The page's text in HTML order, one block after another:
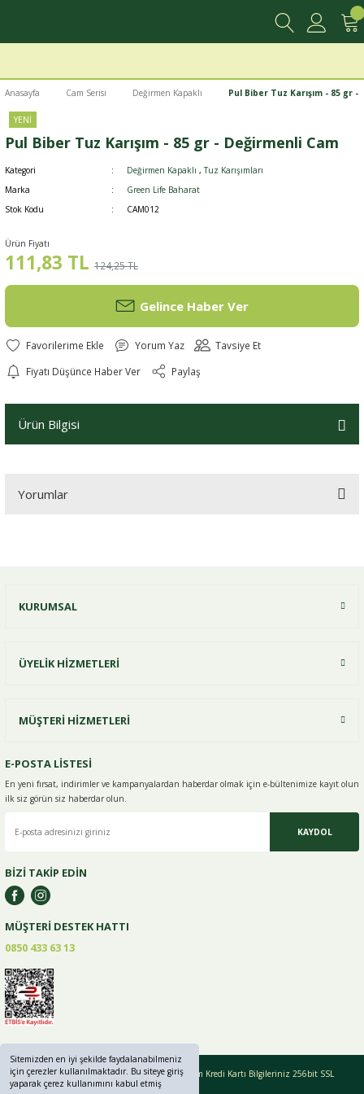
Sitemizden en iyi şekilde faydalanabilmeniz
için çerezler kullanılmaktadır. Bu siteye giriş
yaparak çerez kullanımını kabul etmiş
Anasayfa Cam Serisi Değirmen Kapaklı Pul Biber Tuz Karışım - 85 gr
YENİ
Pul Biber Tuz Karışım - 85 gr - Değirmenli Cam
Kategori Değirmen Kapaklı ,Tuz Karışımları
Marka
Green Life Baharat
Stok Kodu
CAM012
Ürün Fiyatı
111,83 TL 124,25 TL
Gelince Haber Ver
Yorum Yaz
Tavsiye Et
Fiyatı Düşünce Haber Ver
Paylaş
Ürün Bilgisi
Yorumlar
KURUMSAL
ÜYELİK HİZMETLERİ
MÜŞTERİ HİZMETLERİ
E-POSTA LİSTESİ
En yeni fırsat, indirimler ve kampanyalardan haberdar olmak için e-bültenimize kayıt olun
ilk siz görün siz haberdar olun.
KAYDOL
BİZİ TAKİP EDİN
MÜŞTERİ DESTEK HATTI
0850 433 63 13
Copyright © 2019 - 2024 greenlifebaharat.com Tüm Kredi Kartı Bilgileriniz 256bit SSL
Sertifikası ile korunmaktadır.